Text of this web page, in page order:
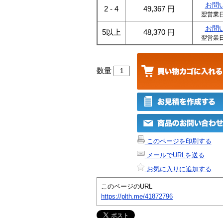
2 - 4 49,367 円 お問
翌営業
5以上 48,370 円 お問
翌営業
数量
このページを印刷する
メールでURLを送る
お気に入りに追加する
このページのURL
https://plth.me/41872796